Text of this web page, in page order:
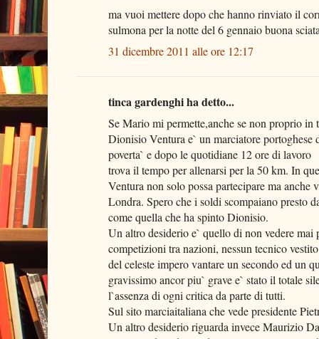
ma vuoi mettere dopo che hanno rinviato il
sulmona per la notte del 6 gennaio buona
31 dicembre 2011 alle ore 12:17
tinca gardenghi ha detto...
Se Mario mi permette,anche se non proprio
Dionisio Ventura e` un marciatore
poverta` e dopo le quotidiane 12 ore di lavoro
trova il tempo per allenarsi per la 50 km. In
Ventura non solo possa partecipare ma anche
Londra. Spero che i soldi scompaiano presto
come quella che ha spinto Dionisio.
Un altro desiderio e` quello di non vedere
competizioni tra nazioni, nessun tecnico
del celeste impero vantare un secondo ed un
gravissimo ancor piu` grave e` stato il totale
l`assenza di ogni critica da parte di tutti.
Sul sito marciaitaliana che vede presidente
Un altro desiderio riguarda invece Maurizio